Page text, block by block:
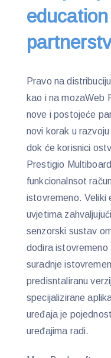
Pravo na
kao i na mozaWeb
nove i postojeće
novi korak u
dok će korisnici
Prestigio
funkcionalnsot
istovremeno. Veliki
uvjetima
senzorski sustav
dodira
suradnje
predisntaliranu
specijalizirane
uređaja je
uređajima radi.